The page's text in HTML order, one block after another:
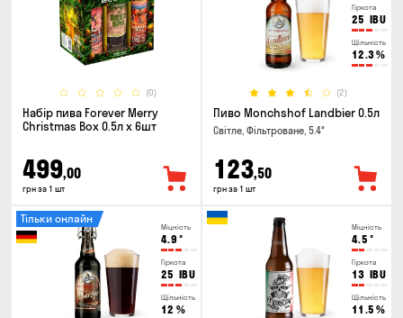
(0)
Набір пива Forever Merry
Christmas Box 0.5л x 6шт
499,00
грн за 1 шт
Гіркота
25 IBU
Щільність
12.3%
(2)
Пиво Monchshof Landbier 0.5л
Світле, Фільтроване, 5.4°
123,50
грн за 1 шт
Міцність
4.9 °
Гіркота
25 IBU
Щільність
12 %
Тільки онлайн
Міцність
4.5 °
Гіркота
13 IBU
Щільність
11.5 %